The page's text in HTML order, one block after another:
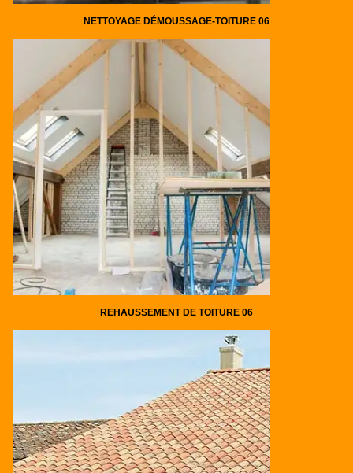
NETTOYAGE DÉMOUSSAGE-TOITURE 06
REHAUSSEMENT DE TOITURE 06